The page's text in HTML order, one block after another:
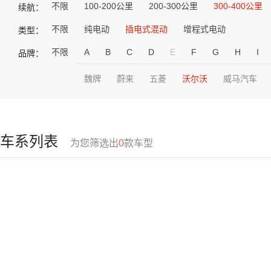
续航： 不限 100-200公里 200-300公里 300-400公里
类型： 不限 纯电动 插电式混动 增程式电动
品牌： 不限 A B C D E F G H I
魏牌 蔚来 五菱 沃尔沃 威马汽车
车系列表 为您筛选出0款车型